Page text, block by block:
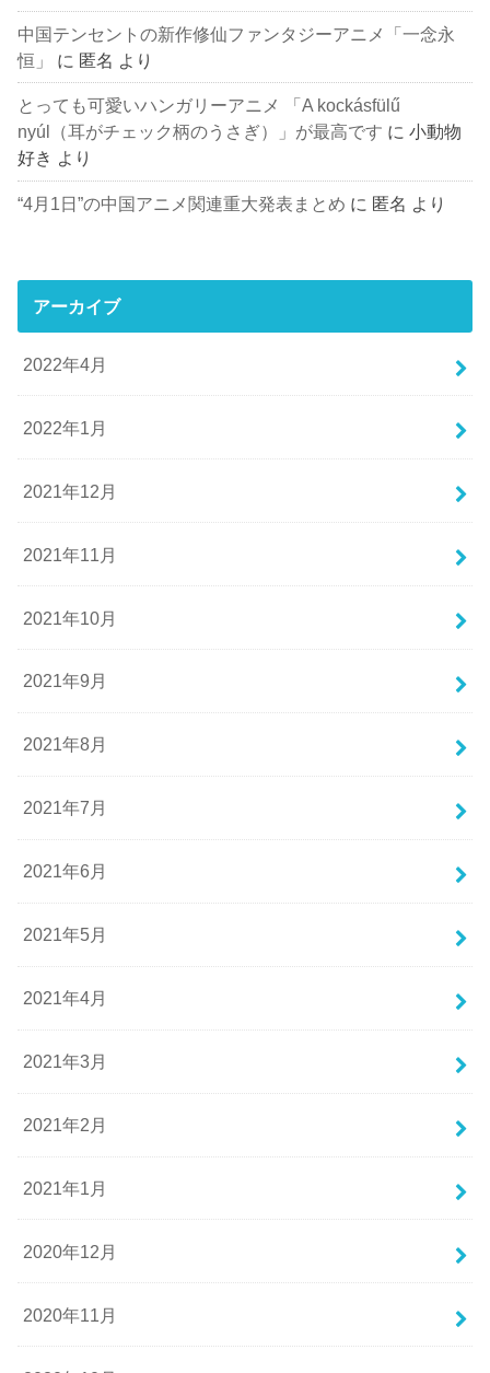
中国テンセントの新作修仙ファンタジーアニメ「一念永
恒」
に 匿名 より
とっても可愛いハンガリーアニメ 「A kockásfülű
nyúl（耳がチェック柄のうさぎ）」が最高です に小動物
好き より
“4月1日”の中国アニメ関連重大発表まとめ に 匿名 より
アーカイブ
2022年4月
2022年1月
2021年12月
2021年11月
2021年10月
2021年9月
2021年8月
2021年7月
2021年6月
2021年5月
2021年4月
2021年3月
2021年2月
2021年1月
2020年12月
2020年11月